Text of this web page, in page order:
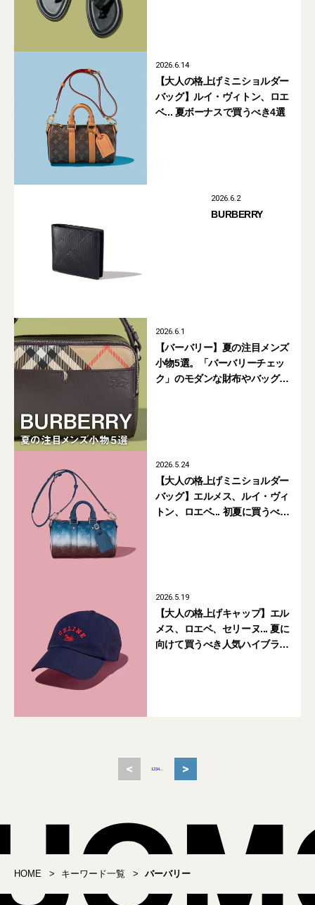
2026.6.14
【大人の格上げミニショルダー
バッグ】ルイ・ヴィトン、ロエ
ベ... 夏ボーナスで買うべき4選
2026.6.2
BURBERRY
2026.6.1
【バーバリー】夏の注目メンズ
小物5選。「バーバリーチェッ
ク」のモダンな財布やバッグ、
2026.5.24
【大人の格上げミニショルダー
バッグ】エルメス、ルイ・ヴィ
トン、ロエベ... 初夏に買うべき
2026.5.19
【大人の格上げキャップ】エル
メス、ロエベ、セリーヌ... 夏に
向けて買うべき人気ハイブラン
< 1234 >
HOME キーワード一覧 バーバリー